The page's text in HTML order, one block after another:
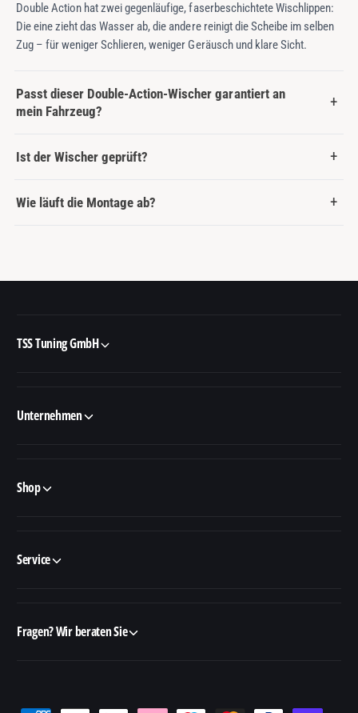
Double Action hat zwei gegenläufige, faserbeschichtete Wischlippen:
Die eine zieht das Wasser ab, die andere reinigt die Scheibe im selben
Zug – für weniger Schlieren, weniger Geräusch und klare Sicht.
Passt dieser Double-Action-Wischer garantiert an
mein Fahrzeug?
Ist der Wischer geprüft?
Wie läuft die Montage ab?
TSS Tuning GmbH
Unternehmen
Shop
Service
Fragen? Wir beraten Sie